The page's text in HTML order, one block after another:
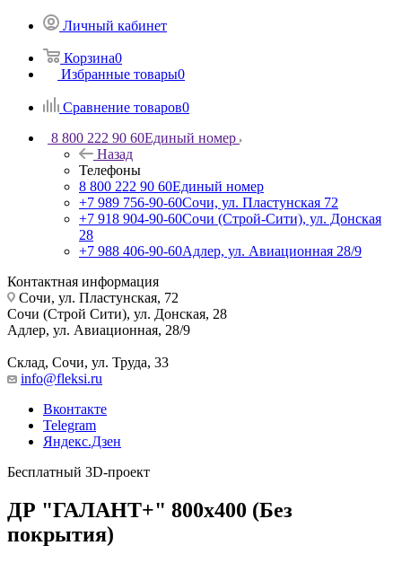
Личный кабинет
Корзина0
Избранные товары0
Сравнение товаров0
8 800 222 90 60Единый номер
Назад
Телефоны
8 800 222 90 60Единый номер
+7 989 756-90-60Сочи, ул. Пластунская 72
+7 918 904-90-60Сочи (Строй-Сити), ул. Донская
28
+7 988 406-90-60Адлер, ул. Авиационная 28/9
Контактная информация
Сочи, ул. Пластунская, 72
Сочи (Строй Сити), ул. Донская, 28
Адлер, ул. Авиационная, 28/9
Склад, Сочи, ул. Труда, 33
info@fleksi.ru
Вконтакте
Telegram
Яндекс.Дзен
Бесплатный 3D-проект
ДР "ГАЛАНТ+" 800х400 (Без
покрытия)